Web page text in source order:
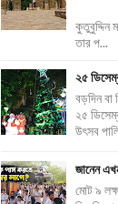
কুতুব
কুতুবুদ্দিন
তার প...
২৫
বড়দিন
২৫
উৎসব
জানেন
মোট ৯ লক্ষ